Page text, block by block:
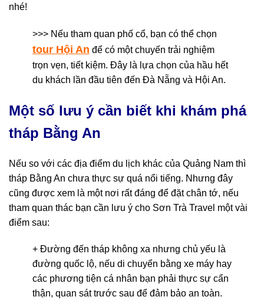
nhé!
>>> Nếu tham quan phố cổ, bạn có thể chọn
tour Hội An để có một chuyến trải nghiệm
trọn vẹn, tiết kiệm. Đây là lựa chọn của hầu hết
du khách lần đầu tiên đến Đà Nẵng và Hội An.
Một số lưu ý cần biết khi khám phá
tháp Bằng An
Nếu so với các địa điểm du lịch khác của Quảng Nam thì
tháp Bằng An chưa thực sự quá nổi tiếng. Nhưng đây
cũng được xem là một nơi rất đáng để đặt chân tớ, nếu
tham quan thác bạn cần lưu ý cho Sơn Trà Travel một vài
điểm sau:
+ Đường đến tháp không xa nhưng chủ yếu là
đường quốc lộ, nếu di chuyển bằng xe máy hay
các phương tiện cá nhân bạn phải thực sự cẩn
thận, quan sát trước sau để đảm bảo an toàn.